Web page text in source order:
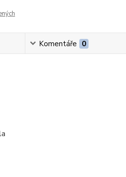
Komentáře 0